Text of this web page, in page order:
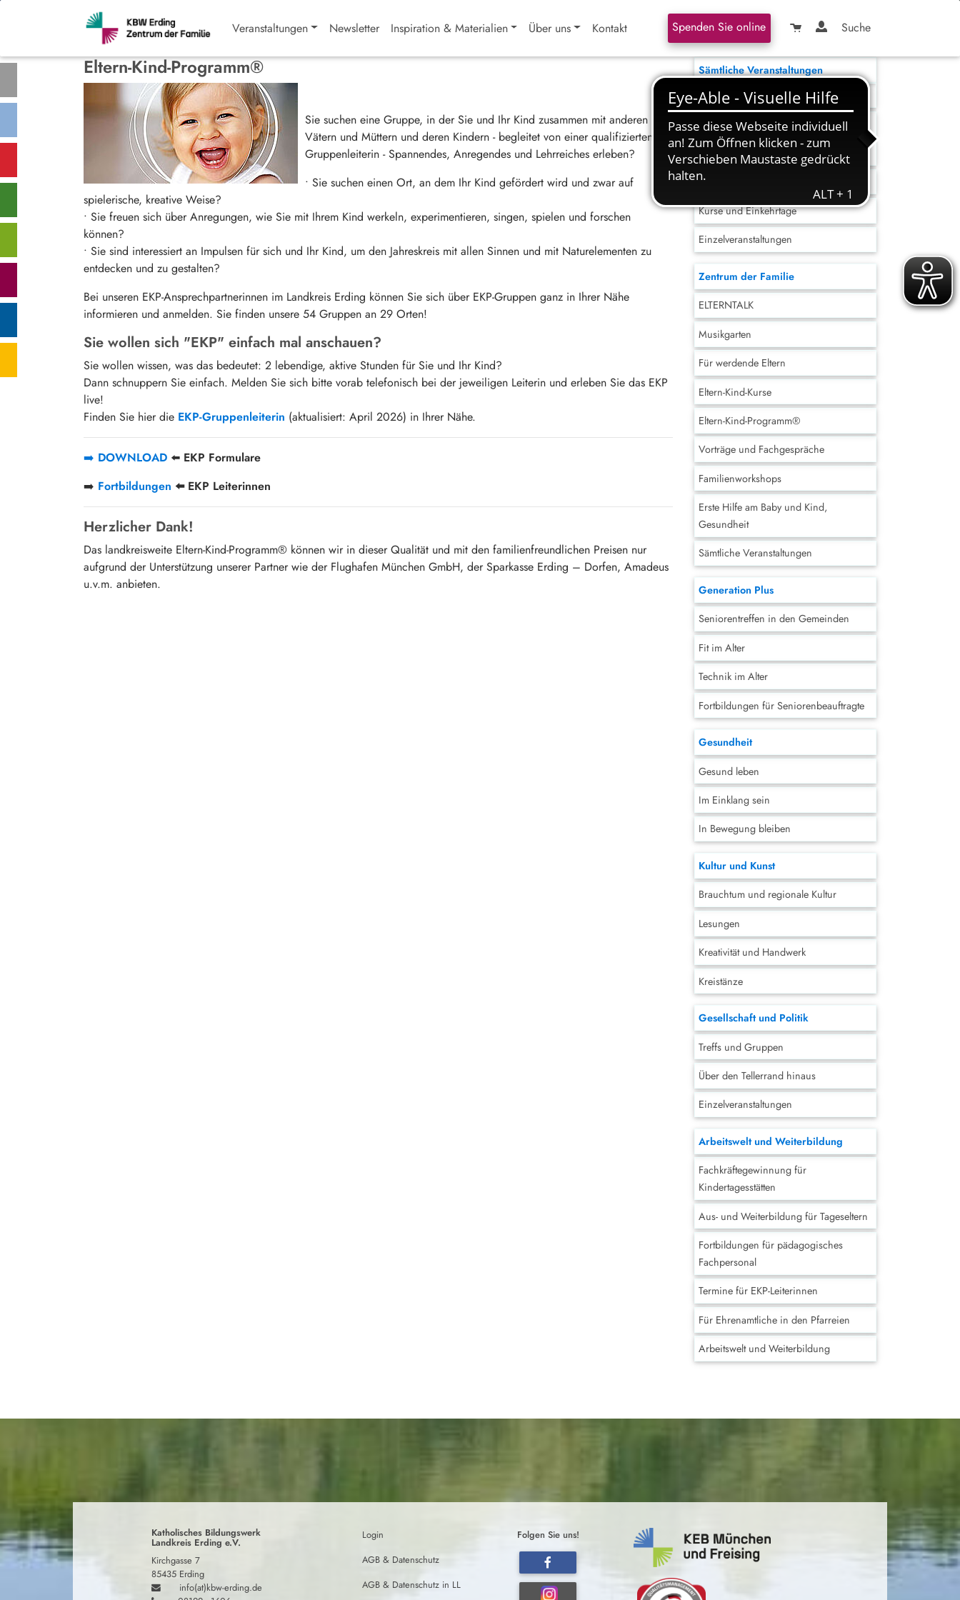
Veranstaltungen Newsletter Inspiration & Materialien Über uns Kontakt Spenden Sie online Suche
Eltern-Kind-Programm®
Sie suchen eine Gruppe, in der Sie und Ihr Kind zusammen mit anderen
Vätern und Müttern und deren Kindern - begleitet von einer qualifizierten
Gruppenleiterin - Spannendes, Anregendes und Lehrreiches erleben?
• Sie suchen einen Ort, an dem Ihr Kind gefördert wird und zwar auf
spielerische, kreative Weise?
• Sie freuen sich über Anregungen, wie Sie mit Ihrem Kind werkeln, experimentieren, singen, spielen und forschen
können?
• Sie sind interessiert an Impulsen für sich und Ihr Kind, um den Jahreskreis mit allen Sinnen und mit Naturelementen zu
entdecken und zu gestalten?
Bei unseren EKP-Ansprechpartnerinnen im Landkreis Erding können Sie sich über EKP-Gruppen ganz in Ihrer Nähe
informieren und anmelden. Sie finden unsere 54 Gruppen an 29 Orten!
Sie wollen sich "EKP" einfach mal anschauen?
Sie wollen wissen, was das bedeutet: 2 lebendige, aktive Stunden für Sie und Ihr Kind?
Dann schnuppern Sie einfach. Melden Sie sich bitte vorab telefonisch bei der jeweiligen Leiterin und erleben Sie das EKP
live!
Finden Sie hier die EKP-Gruppenleiterin (aktualisiert: April 2026) in Ihrer Nähe.
➡️ DOWNLOAD ⬅️ EKP Formulare
➡️ Fortbildungen ⬅️ EKP Leiterinnen
Herzlicher Dank!
Das landkreisweite Eltern-Kind-Programm® können wir in dieser Qualität und mit den familienfreundlichen Preisen nur
aufgrund der Unterstützung unserer Partner wie der Flughafen München GmbH, der Sparkasse Erding – Dorfen, Amadeus
u.v.m. anbieten.
Sämtliche Veranstaltungen
Glaube - Religion - Spiritualität
Bibelgespräch
Pilgern
Ökumene
Kurse und Einkehrtage
Einzelveranstaltungen
Zentrum der Familie
ELTERNTALK
Musikgarten
Für werdende Eltern
Eltern-Kind-Kurse
Eltern-Kind-Programm®
Vorträge und Fachgespräche
Familienworkshops
Erste Hilfe am Baby und Kind,
Gesundheit
Sämtliche Veranstaltungen
Generation Plus
Seniorentreffen in den Gemeinden
Fit im Alter
Technik im Alter
Fortbildungen für Seniorenbeauftragte
Gesundheit
Gesund leben
Im Einklang sein
In Bewegung bleiben
Kultur und Kunst
Brauchtum und regionale Kultur
Lesungen
Kreativität und Handwerk
Kreistänze
Gesellschaft und Politik
Treffs und Gruppen
Über den Tellerrand hinaus
Einzelveranstaltungen
Arbeitswelt und Weiterbildung
Fachkräftegewinnung für
Kindertagesstätten
Aus- und Weiterbildung für Tageseltern
Fortbildungen für pädagogisches
Fachpersonal
Termine für EKP-Leiterinnen
Für Ehrenamtliche in den Pfarreien
Arbeitswelt und Weiterbildung
Katholisches Bildungswerk
Landkreis Erding e.V.
Kirchgasse 7
85435 Erding
info(at)kbw-erding.de
Login
AGB & Datenschutz
AGB & Datenschutz in LL
Folgen Sie uns!